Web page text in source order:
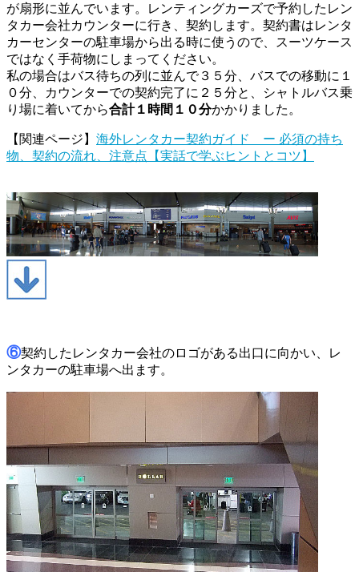
が扇形に並んでいます。レンティングカーズで予約したレン
タカー会社カウンターに行き、契約します。契約書はレンタ
カーセンターの駐車場から出る時に使うので、スーツケース
ではなく手荷物にしまってください。
私の場合はバス待ちの列に並んで３５分、バスでの移動に１
０分、カウンターでの契約完了に２５分と、シャトルバス乗
り場に着いてから合計１時間１０分かかりました。
【関連ページ】 海外レンタカー契約ガイド ー 必須の持ち
物、契約の流れ、注意点【実話で学ぶヒントとコツ】
⑥契約したレンタカー会社のロゴがある出口に向かい、レ
ンタカーの駐車場へ出ます。